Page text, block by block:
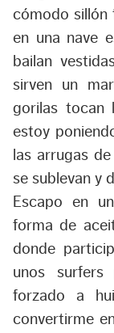
cómodo sillón
en una nave
bailan
sirven un
gorilas tocan
estoy
las arrugas
se sublevan y
Escapo en
forma de
donde
unos
forzado a
convertirme